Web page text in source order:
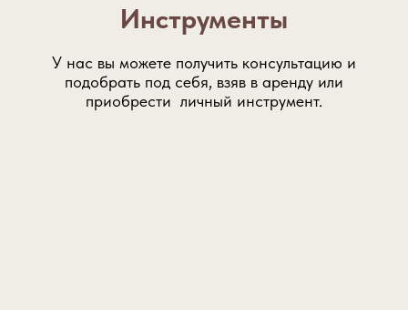
Инструменты
У нас вы можете получить консультацию и
подобрать под себя, взяв в аренду или
приобрести личный инструмент.